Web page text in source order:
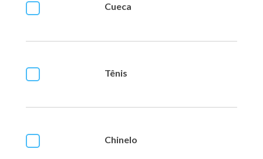
Cueca
Tênis
Chinelo